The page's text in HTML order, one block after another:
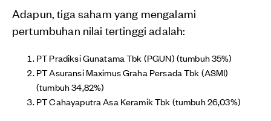
Adapun, tiga saham yang mengalami
pertumbuhan nilai tertinggi adalah:
PT Pradiksi Gunatama Tbk (PGUN) (tumbuh 35%)
PT Asuransi Maximus Graha Persada Tbk (ASMI)
(tumbuh 34,82%)
PT Cahayaputra Asa Keramik Tbk (tumbuh 26,03%)